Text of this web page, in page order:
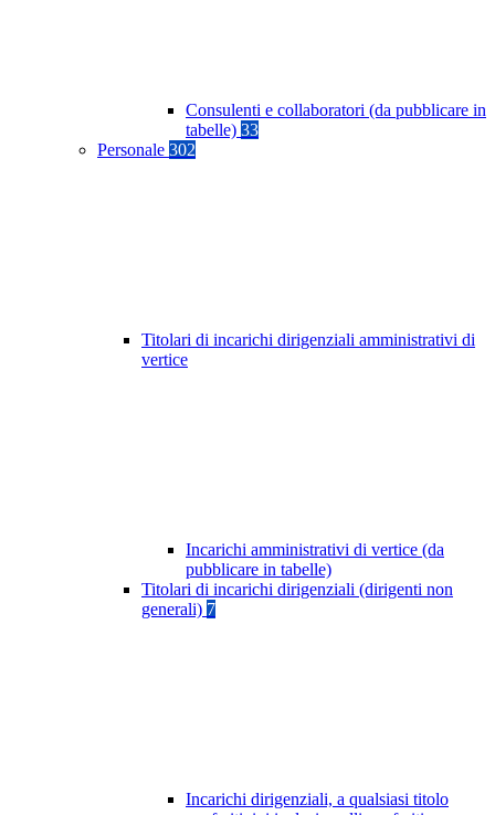
Consulenti e collaboratori (da pubblicare in
tabelle) 33
Personale 302
Titolari di incarichi dirigenziali amministrativi di
vertice
Incarichi amministrativi di vertice (da
pubblicare in tabelle)
Titolari di incarichi dirigenziali (dirigenti non
generali) 7
Incarichi dirigenziali, a qualsiasi titolo